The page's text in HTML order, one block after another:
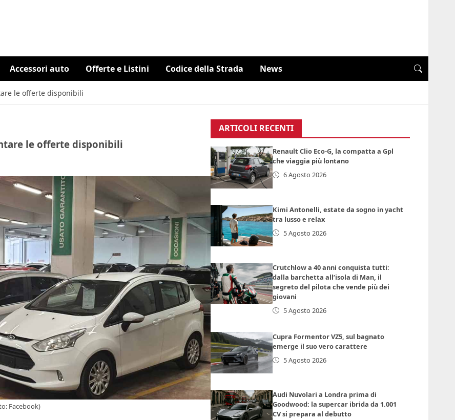
Accessori auto Offerte e Listini Codice della Strada News
le offerte disponibili
le offerte disponibili
Facebook)
ARTICOLI RECENTI
Renault Clio Eco-G, la compatta a Gpl
che viaggia più lontano
6 Agosto 2026
Kimi Antonelli, estate da sogno in yacht
tra lusso e relax
5 Agosto 2026
Crutchlow a 40 anni conquista tutti:
dalla barchetta all’isola di Man, il
segreto del pilota che vende più dei
giovani
5 Agosto 2026
Cupra Formentor VZ5, sul bagnato
emerge il suo vero carattere
5 Agosto 2026
Audi Nuvolari a Londra prima di
Goodwood: la supercar ibrida da 1.001
CV si prepara al debutto